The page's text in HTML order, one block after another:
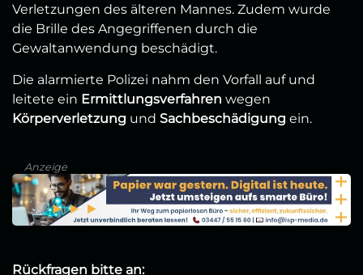
Verletzungen des älteren Mannes. Zudem wurde
die Brille des Angegriffenen durch die
Gewaltanwendung beschädigt.
Die alarmierte Polizei nahm den Vorfall auf und
leitete ein Ermittlungsverfahren wegen
Körperverletzung und Sachbeschädigung ein.
Anzeige
Rückfragen bitte an: